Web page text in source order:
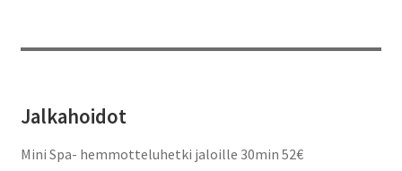
Jalkahoidot
Mini Spa- hemmotteluhetki jaloille 30min 52€